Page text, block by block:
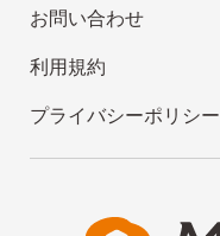
お問い合わせ
利用規約
プライバシーポリシー